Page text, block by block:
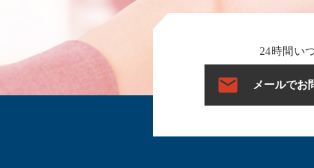
24時間い
メールでお